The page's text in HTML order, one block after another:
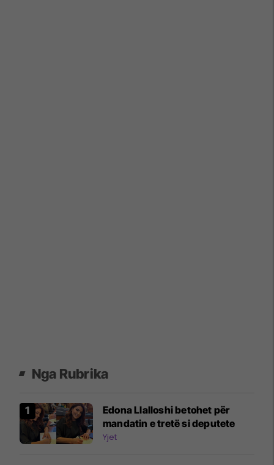
Nga Rubrika
Edona Llalloshi betohet për
mandatin e tretë si deputete
Yjet